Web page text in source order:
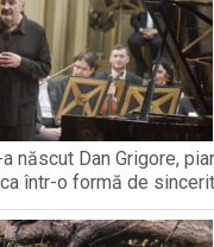
născut Dan Grigore,
într-o formă de